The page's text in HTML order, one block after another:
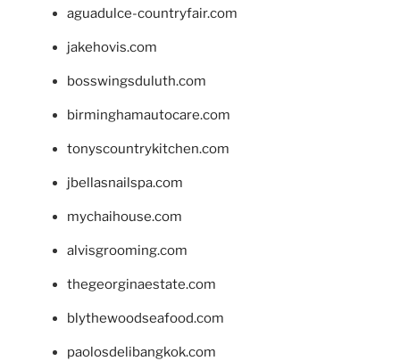
aguadulce-countryfair.com
jakehovis.com
bosswingsduluth.com
birminghamautocare.com
tonyscountrykitchen.com
jbellasnailspa.com
mychaihouse.com
alvisgrooming.com
thegeorginaestate.com
blythewoodseafood.com
paolosdelibangkok.com